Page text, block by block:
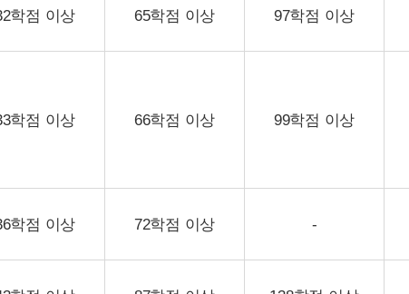
학점 이상 65학점 이상 97학점 이상
학점 이상 66학점 이상 99학점 이상
학점 이상 72학점 이상 -